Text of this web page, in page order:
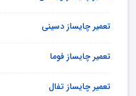
تعمیر چایساز دسینی
تعمیر چایساز فوما
تعمیر چایساز تفال